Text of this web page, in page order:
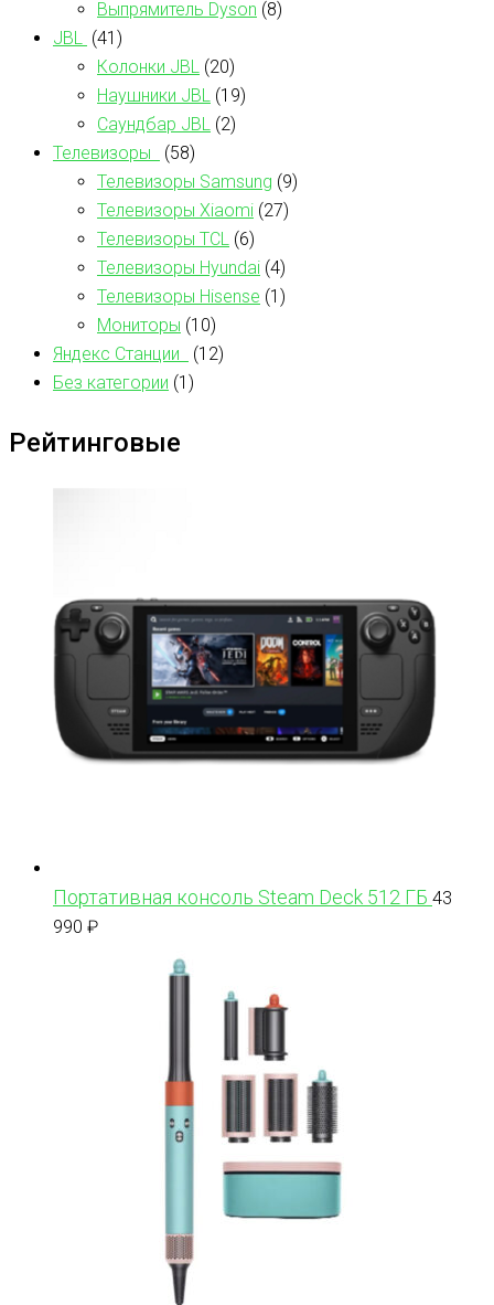
Выпрямитель Dyson (8)
JBL
(41)
Колонки JBL (20)
Наушники JBL (19)
Саундбар JBL (2)
Телевизоры
(58)
Телевизоры Samsung (9)
Телевизоры Xiaomi (27)
Телевизоры TCL (6)
Телевизоры Hyundai (4)
Телевизоры Hisense (1)
Мониторы (10)
Яндекс Станции
(12)
Без категории (1)
Рейтинговые
Портативная консоль Steam Deck 512 ГБ 43
990 ₽